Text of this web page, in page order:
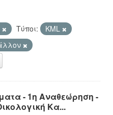
Τύποι:
KML
- 1η Αναθεώρηση -
Κα...